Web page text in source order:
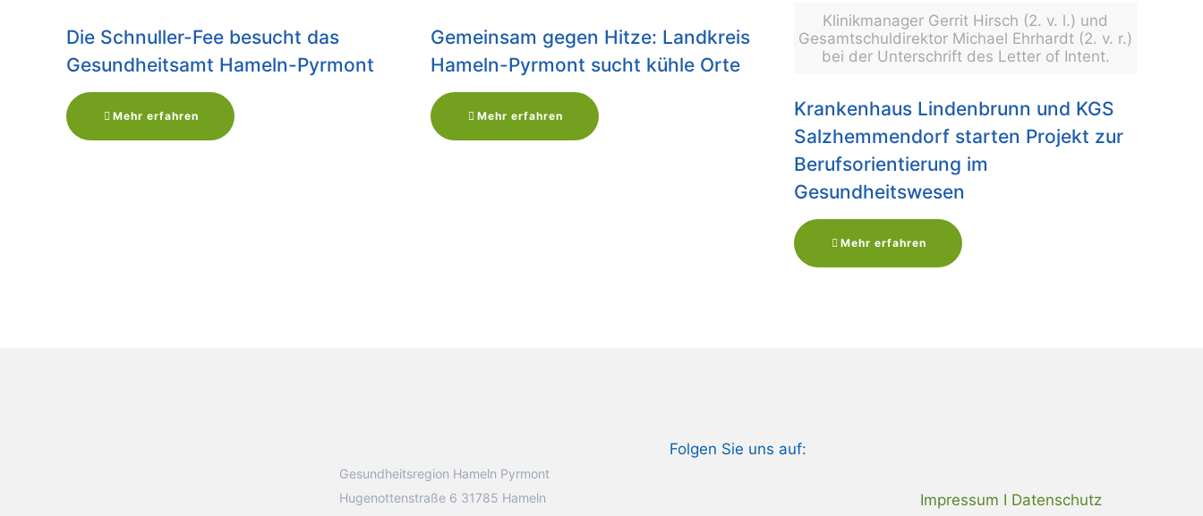
Die Schnuller-Fee besucht das
Gesundheitsamt Hameln-Pyrmont
Mehr erfahren
Gemeinsam gegen Hitze: Landkreis
Hameln-Pyrmont sucht kühle Orte
Mehr erfahren
Klinikmanager Gerrit Hirsch (2. v. l.) und
Gesamtschuldirektor Michael Ehrhardt (2. v. r.)
bei der Unterschrift des Letter of Intent.
Krankenhaus Lindenbrunn und KGS
Salzhemmendorf starten Projekt zur
Berufsorientierung im
Gesundheitswesen
Mehr erfahren
Gesundheitsregion Hameln Pyrmont
Hugenottenstraße 6 31785 Hameln
Folgen Sie uns auf:
Impressum I Datenschutz